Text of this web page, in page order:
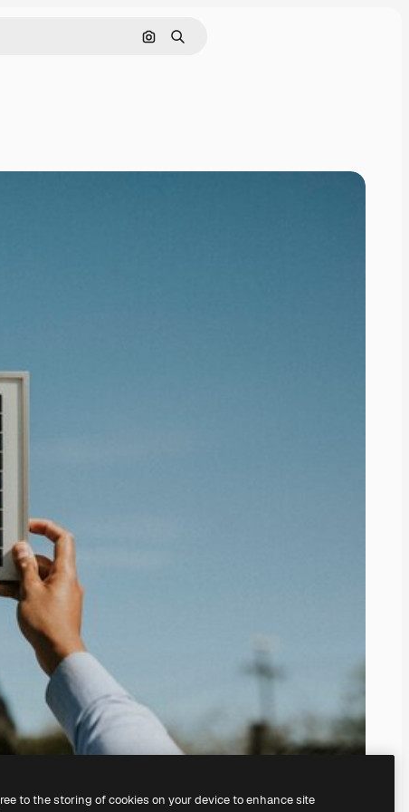
Zoeken op afbeelding
Zoeken
to the storing of cookies on your device to enhance site